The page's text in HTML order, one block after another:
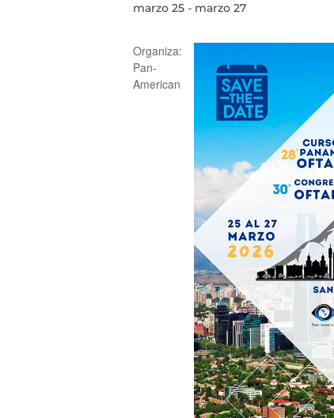
marzo 25 - marzo 27
Organiza:
Pan-
American